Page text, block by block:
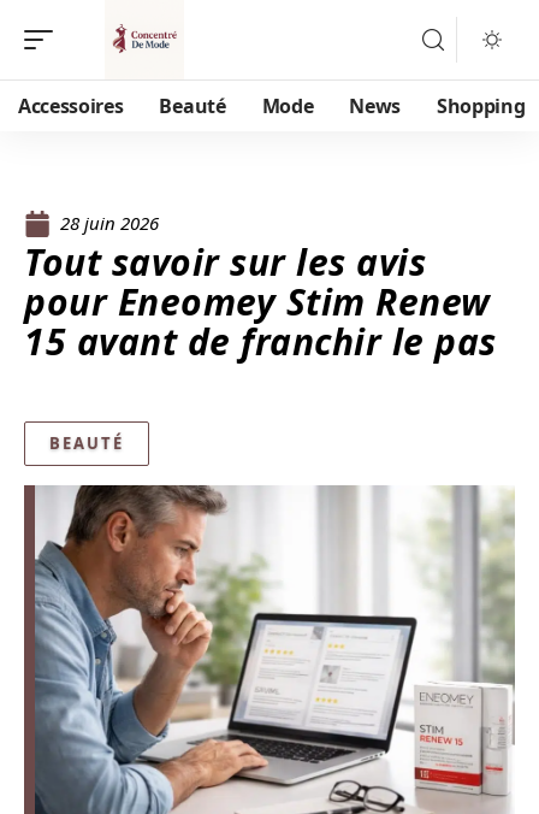
Accessoires Beauté Mode News Shopping
28 juin 2026
Tout savoir sur les avis
pour Eneomey Stim Renew
15 avant de franchir le pas
BEAUTÉ